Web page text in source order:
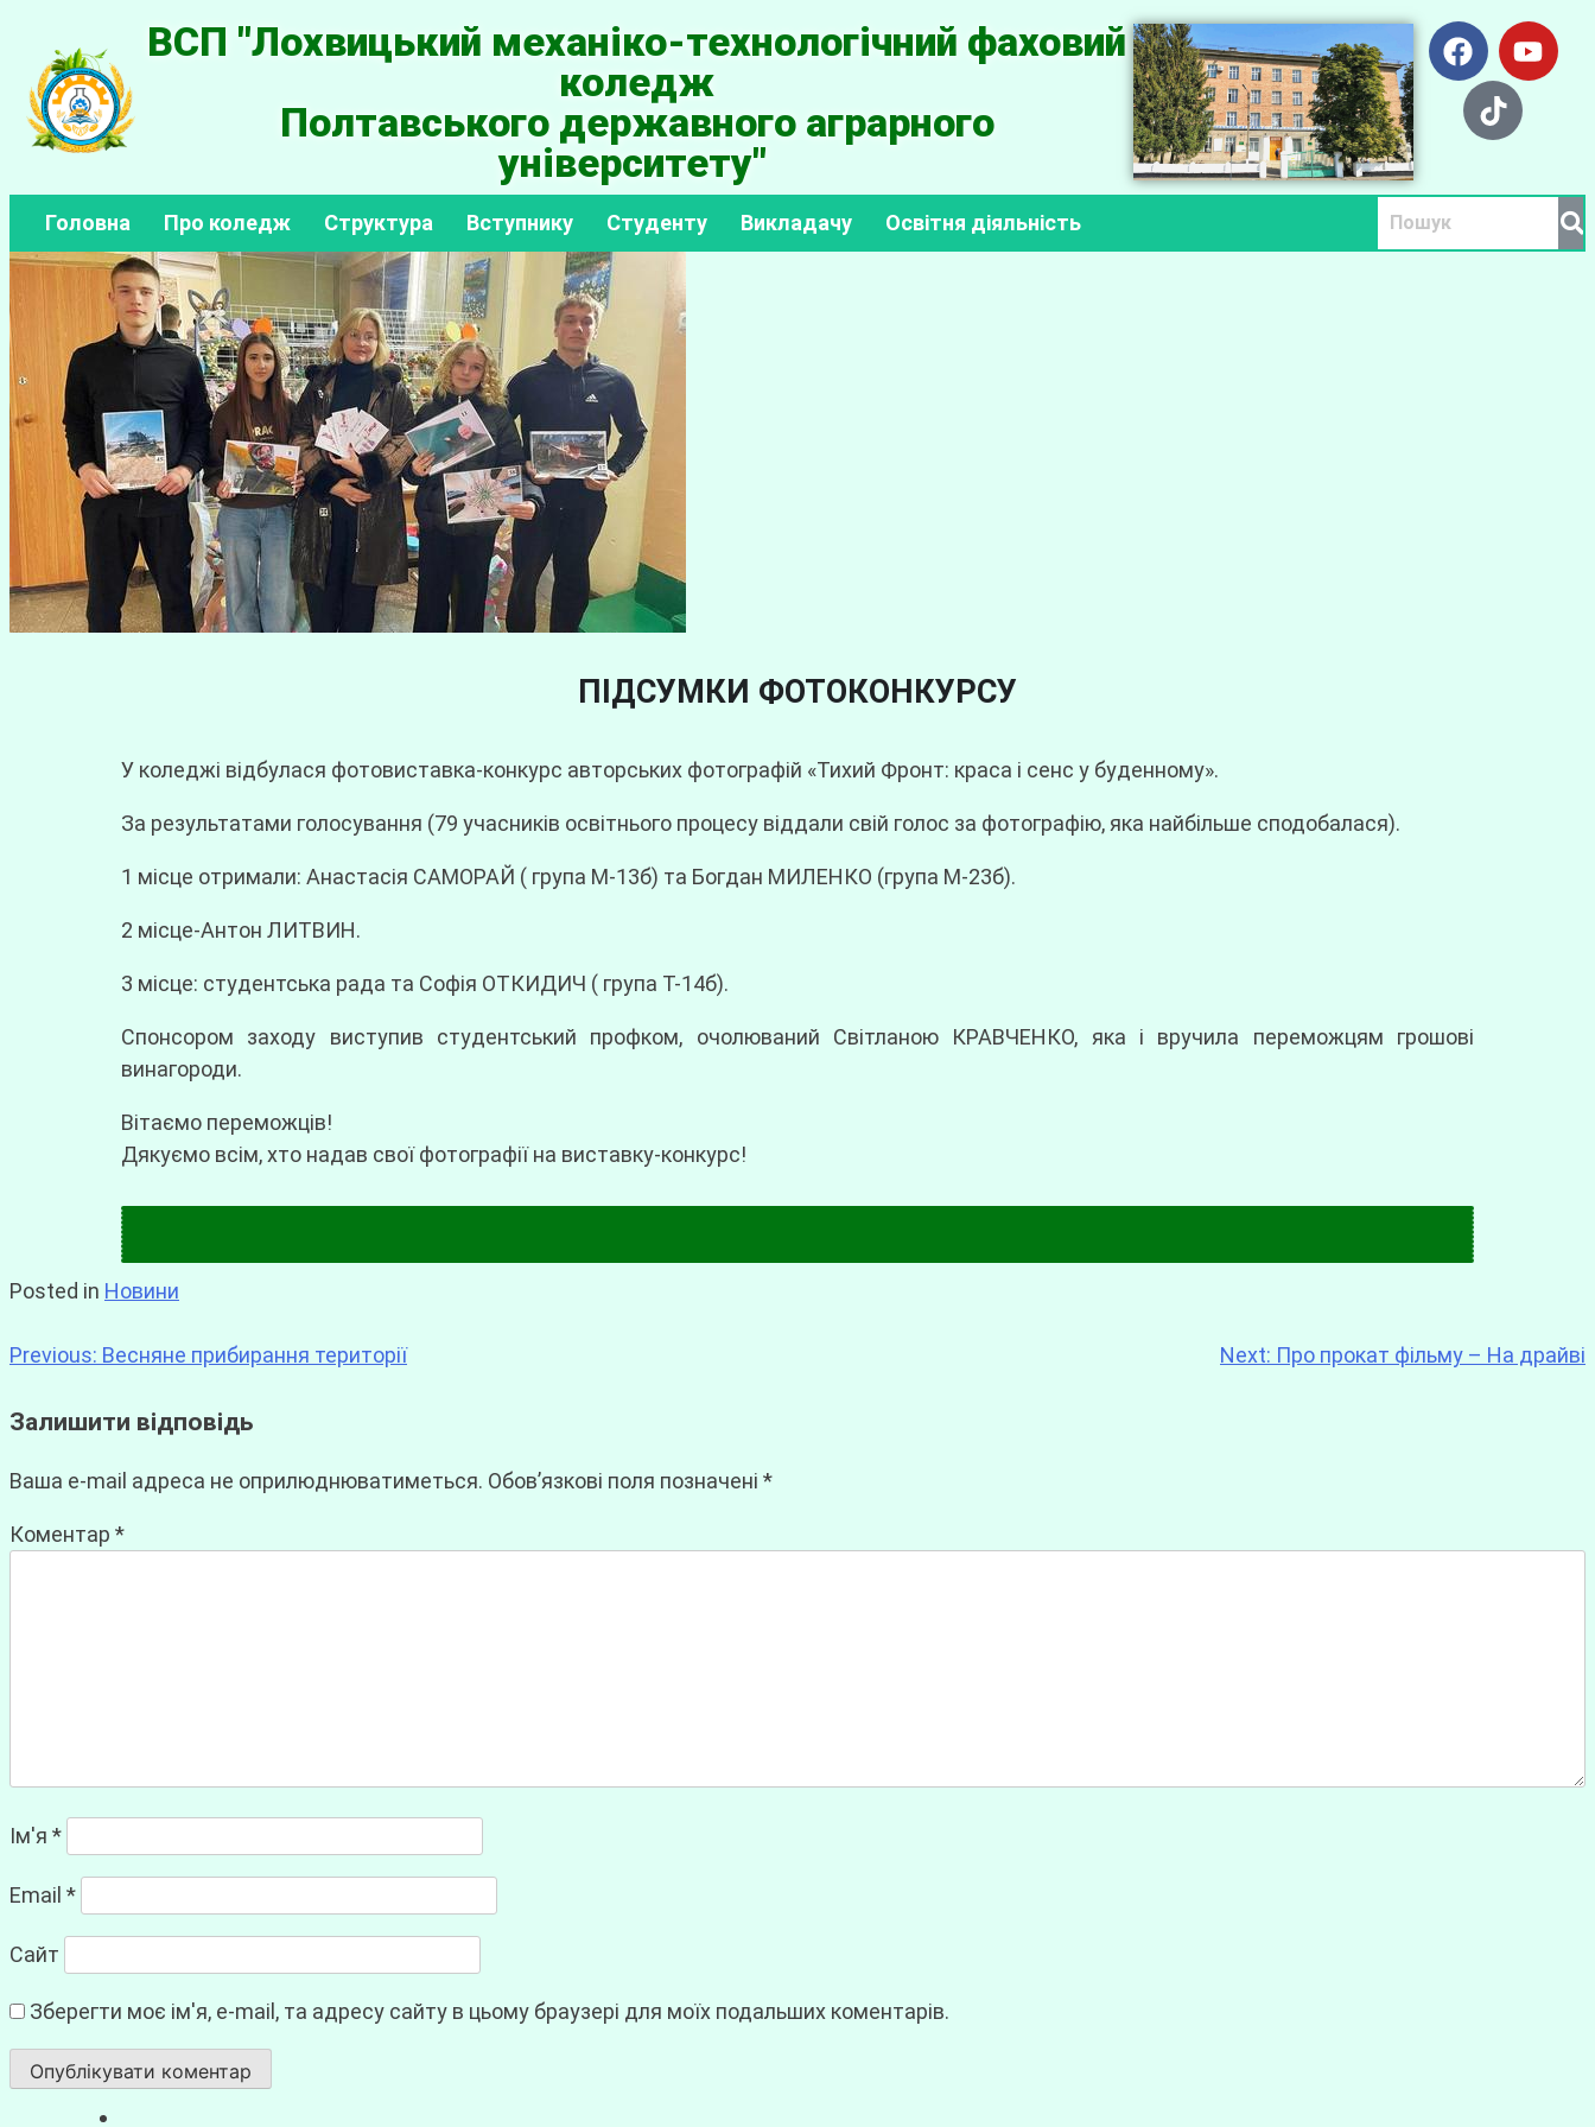
ВСП "Лохвицький механіко-технологічний фаховий
коледж
Полтавського державного аграрного
університету"
Головна Про коледж Структура Вступнику Студенту Викладачу Освітня діяльність
ПІДСУМКИ ФОТОКОНКУРСУ
У коледжі відбулася фотовиставка-конкурс авторських фотографій «Тихий Фронт: краса і сенс у буденному».
За результатами голосування (79 учасників освітнього процесу віддали свій голос за фотографію, яка найбільше сподобалася).
1 місце отримали: Анастасія САМОРАЙ ( група М-13б) та Богдан МИЛЕНКО (група М-23б).
2 місце-Антон ЛИТВИН.
3 місце: студентська рада та Софія ОТКИДИЧ ( група Т-14б).
Спонсором заходу виступив студентський профком, очолюваний Світланою КРАВЧЕНКО, яка і вручила переможцям грошові
винагороди.
Вітаємо переможців!
Дякуємо всім, хто надав свої фотографії на виставку-конкурс!
Posted in Новини
Previous: Весняне прибирання території Next: Про прокат фільму – На драйві
Залишити відповідь
Ваша e-mail адреса не оприлюднюватиметься. Обов’язкові поля позначені *
Коментар *
Ім'я *
Email *
Сайт
Зберегти моє ім'я, e-mail, та адресу сайту в цьому браузері для моїх подальших коментарів.